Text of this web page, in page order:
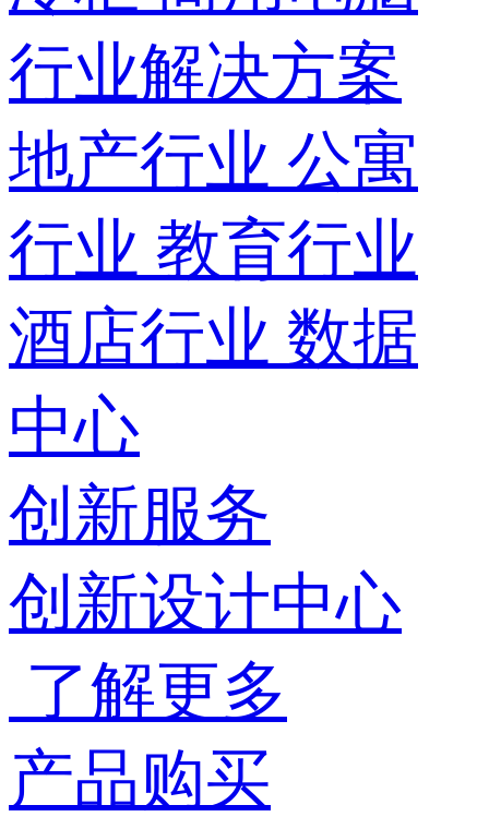
行业解决方案
地产行业 公寓
行业 教育行业
酒店行业 数据
中心
创新服务
创新设计中心
了解更多
产品购买